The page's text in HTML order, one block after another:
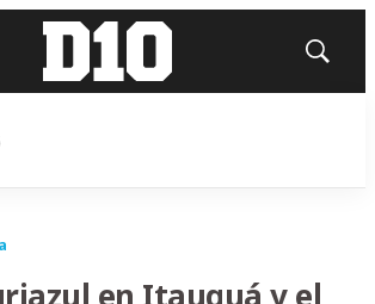
Mostrar